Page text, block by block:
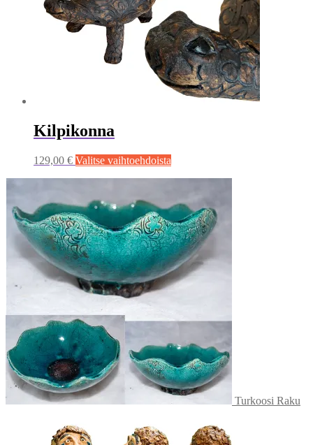
Kilpikonna
129,00 € Valitse vaihtoehdoista
muunnelma.
Voit
tehdä
valinnat
tuotteen
sivulla.
Turkoosi Raku